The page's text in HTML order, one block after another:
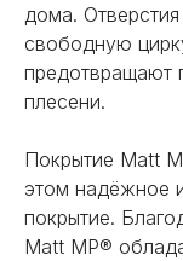
дома.
свободную
предотвращают
плесени.
Покрытие Matt
этом надёжное
покрытие.
Matt MP®